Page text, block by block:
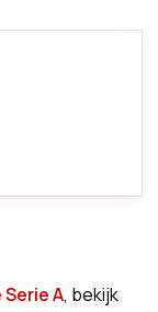
A, bekijk